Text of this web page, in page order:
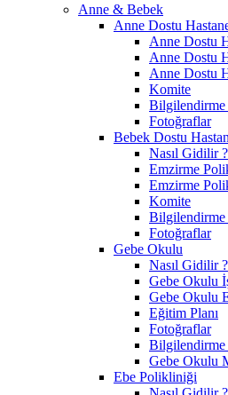
Anne & Bebek
Anne Dostu
Anne Dostu
Anne Dostu
Anne Dostu
Komite
Bilgilendirme
Fotoğraflar
Bebek Dostu
Nasıl Gidilir ?
Emzirme
Emzirme
Komite
Bilgilendirme
Fotoğraflar
Gebe Okulu
Nasıl Gidilir ?
Gebe Okulu
Gebe Okulu
Eğitim Planı
Fotoğraflar
Bilgilendirme
Gebe Okulu
Ebe Polikliniği